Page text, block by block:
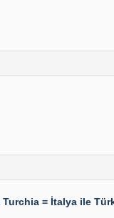
= İtalya ile